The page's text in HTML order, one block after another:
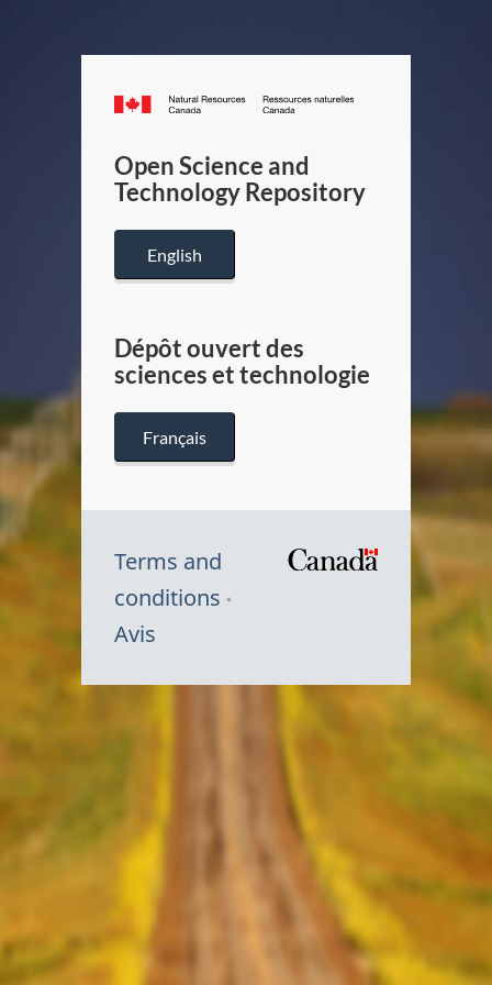
Canada.ca
/
Canada
Open Science and
Technology Repository
English
Dépôt ouvert des
sciences et technologie
Français
Terms and
conditions
Avis
Symbole
Canada